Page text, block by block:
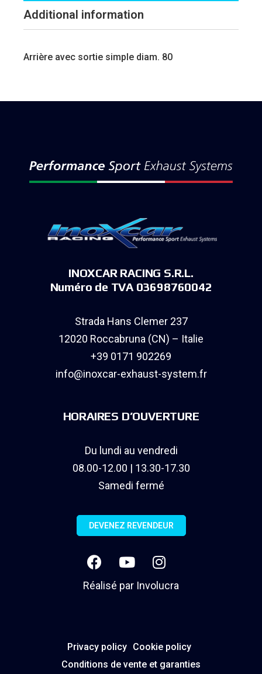
Additional information
Arrière avec sortie simple diam. 80
INOXCAR RACING S.R.L.
Numéro de TVA 03698760042
Strada Hans Clemer 237
12020 Roccabruna (CN) – Italie
+39 0171 902269
info@inoxcar-exhaust-system.fr
HORAIRES D’OUVERTURE
Du lundi au vendredi
08.00-12.00 | 13.30-17.30
Samedi fermé
DEVENEZ REVENDEUR
Réalisé par Involucra
Privacy policy Cookie policy
Conditions de vente et garanties